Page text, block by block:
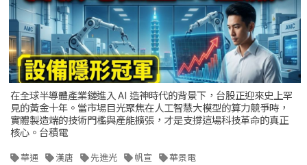
在全球半導體產業鏈進入 AI 造神時代的背景下，台股正迎來史上罕
見的黃金十年。當市場目光聚焦在人工智慧大模型的算力競爭時，
實體製造端的技術門檻與產能擴張，才是支撐這場科技革命的真正
核心。台積電
華通 漢唐 先進光 帆宣 華景電